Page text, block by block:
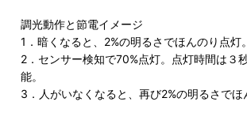
調光動作と節電イメージ
1．暗くなると、2%の明るさでほんのり点灯。
2．センサー検知で70%点灯。点灯時間は３
能。
3．人がいなくなると、再び2%の明るさでほ